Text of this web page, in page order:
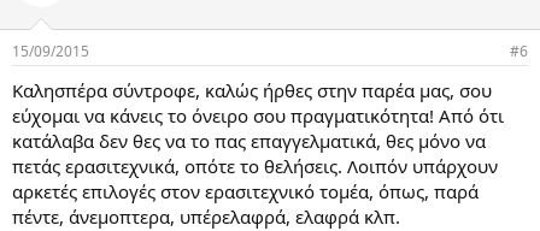
15/09/2015 #6
Καλησπέρα σύντροφε, καλώς ήρθες στην παρέα μας, σου
εύχομαι να κάνεις το όνειρο σου πραγματικότητα! Από ότι
κατάλαβα δεν θες να το πας επαγγελματικά, θες μόνο να
πετάς ερασιτεχνικά, οπότε το θελήσεις. Λοιπόν υπάρχουν
αρκετές επιλογές στον ερασιτεχνικό τομέα, όπως, παρά
πέντε, άνεμοπτερα, υπέρελαφρά, ελαφρά κλπ.